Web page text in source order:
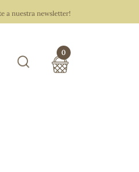
a nuestra newsletter!
0